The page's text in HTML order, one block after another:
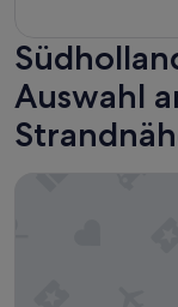
Auswahl